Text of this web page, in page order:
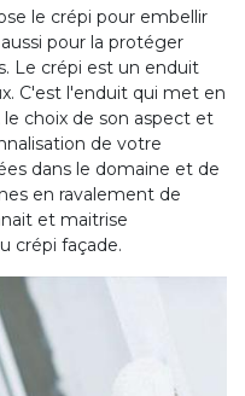
le crépi pour embellir
pour la protéger
Le crépi est un enduit
C'est l'enduit qui met en
choix de son aspect et
de votre
dans le domaine et de
en ravalement de
et maitrise
crépi façade.